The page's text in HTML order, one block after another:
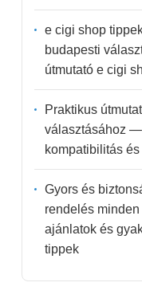
e cigi shop
budapesti
útmutató e cigi
Praktikus
választásához
kompatibilitás
Gyors és
rendelés
ajánlatok és
tippek